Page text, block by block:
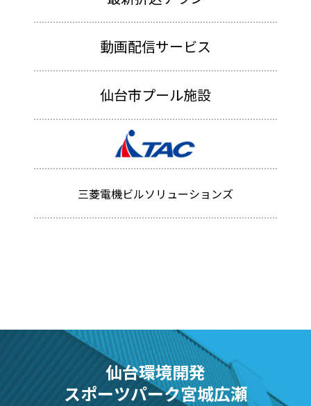
動画配信サービス
仙台市プール施設
三菱電機ビルソリューションズ
仙台環境開発
スポーツパーク宮城広瀬